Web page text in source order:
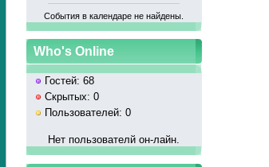
События в календаре не найдены.
Who's Online
Гостей: 68
Скрытых: 0
Пользователей: 0
Нет пользователй он-лайн.